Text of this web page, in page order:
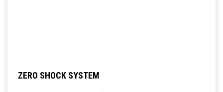
ZERO SHOCK SYSTEM